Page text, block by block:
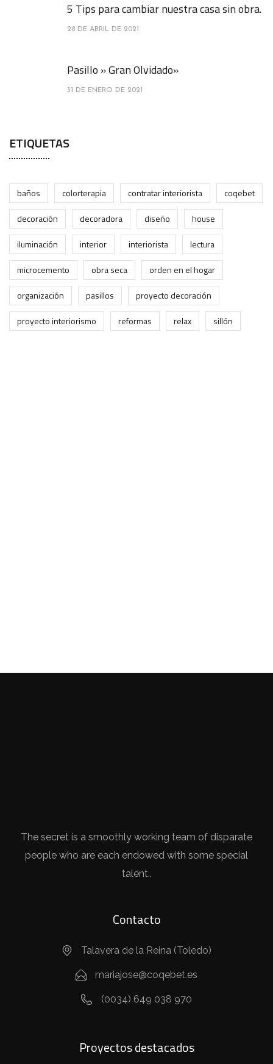
5 Tips para cambiar nuestra casa sin obra.
28 DE ABRIL DE 2021
Pasillo » Gran Olvidado»
31 DE ENERO DE 2021
ETIQUETAS
baños colorterapia contratar interiorista
coqebet
decoración
decoradora diseño
house
iluminación
interior interiorista
lectura
microcemento
obra seca
orden en el hogar
organización
pasillos
proyecto decoración
proyecto interiorismo
reformas relax sillón
The secret is a smoothly working team of disparate
people who are each endowed with some special
talent..
Contacto
Talavera de la Reina (Toledo)
mariajose@coqebet.es
(0034) 649 038 970
Proyectos destacados